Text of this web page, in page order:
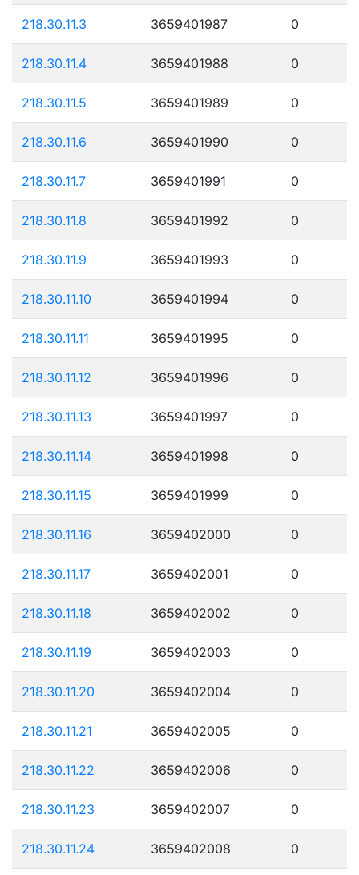
218.30.11.3 3659401987 0
218.30.11.4 3659401988 0
218.30.11.5 3659401989 0
218.30.11.6 3659401990 0
218.30.11.7 3659401991 0
218.30.11.8 3659401992 0
218.30.11.9 3659401993 0
218.30.11.10 3659401994 0
218.30.11.11 3659401995 0
218.30.11.12 3659401996 0
218.30.11.13 3659401997 0
218.30.11.14 3659401998 0
218.30.11.15 3659401999 0
218.30.11.16 3659402000 0
218.30.11.17 3659402001 0
218.30.11.18 3659402002 0
218.30.11.19 3659402003 0
218.30.11.20 3659402004 0
218.30.11.21 3659402005 0
218.30.11.22 3659402006 0
218.30.11.23 3659402007 0
218.30.11.24 3659402008 0